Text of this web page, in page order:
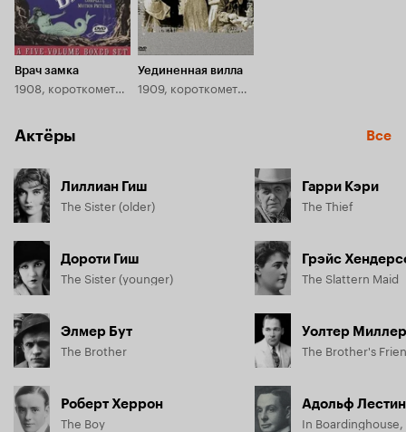
Врач замка
1908, короткометражка
Уединенная вилла
1909, короткометражка
Актёры Все
Лиллиан Гиш
The Sister (older)
Дороти Гиш
The Sister (younger)
Элмер Бут
The Brother
Роберт Херрон
The Boy
Гарри Кэри
The Thief
Грэйс
The Slattern Maid
Уолтер Миллер
Адольф